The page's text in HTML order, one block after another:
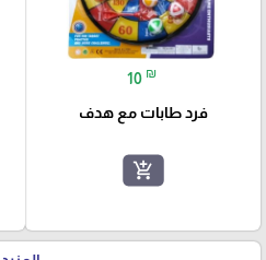
10 ₪
فرد طابات مع هدف
add_shopping_cart